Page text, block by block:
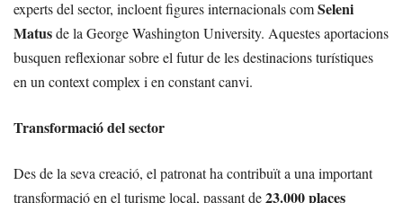
experts del sector, incloent figures internacionals comSeleni
Matusde la George Washington University. Aquestes aportacions
busquen reflexionar sobre el futur de les destinacions turístiques
en un context complex i en constant canvi.
Transformació del sector
Des de la seva creació, el patronat ha contribuït a una important
transformació en el turisme local, passant de23.000 places